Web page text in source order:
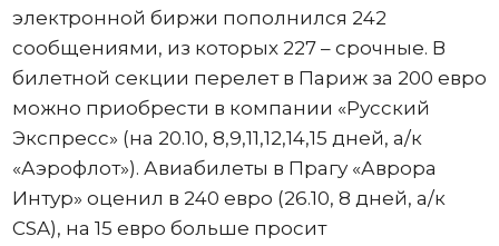
электронной биржи пополнился 242
сообщениями, из которых 227 – срочные. В
билетной секции перелет в Париж за 200 евро
можно приобрести в компании «Русский
Экспресс» (на 20.10, 8,9,11,12,14,15 дней, а/к
«Аэрофлот»). Авиабилеты в Прагу «Аврора
Интур» оценил в 240 евро (26.10, 8 дней, а/к
CSA), на 15 евро больше просит